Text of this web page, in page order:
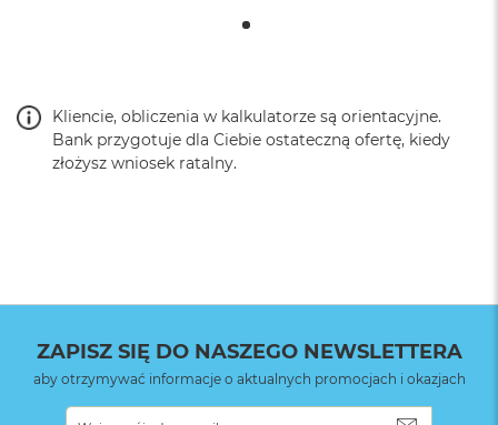
umknęły, gdy akurat robisz coś innego. Możesz zobaczyć,
INNOWACYJNA KONSTRUKCJA– iPhone 15 ma
Bezpieczne
uwierzytelnianie :
Face ID
Zainstalowany
system operacyjny
iOS
Kliencie, obliczenia w kalkulatorze są orientacyjne.
Bank przygotuje dla Ciebie ostateczną ofertę, kiedy
złożysz wniosek ratalny.
ZAPISZ SIĘ DO NASZEGO NEWSLETTERA
aby otrzymywać informacje o aktualnych promocjach i okazjach